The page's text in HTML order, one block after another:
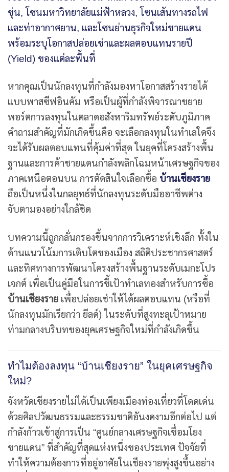
หากคุณเป็นนักลงทุนที่กำลังมองหาโอกาสสร้างรายได้
แบบพาสซีฟอินคัม หรือเป็นผู้ที่กำลังพิจารณาขยาย
พอร์ตการลงทุนในตลาดอสังหาริมทรัพย์ระดับภูมิภาค
คำถามสำคัญที่มักเกิดขึ้นคือ จะเลือกลงทุนในทำเลใดจึง
จะได้รับผลตอบแทนที่คุ้มค่าที่สุด ในยุคที่โครงสร้างพื้น
ฐานและการค้าชายแดนกำลังพลิกโฉมหน้าเศรษฐกิจของ
ภาคเหนือตอนบน การตัดสินใจเลือกซื้อ บ้านเชียงราย
ถือเป็นหนึ่งในกลยุทธ์ที่นักลงทุนระดับมืออาชีพต่าง
จับตามองอย่างใกล้ชิด
บทความนี้ถูกกลั่นกรองขึ้นจากการวิเคราะห์เชิงลึก ทั้งใน
ด้านแนวโน้มการเติบโตของเมือง สถิติประชากรศาสตร์
และทิศทางการพัฒนาโครงสร้างพื้นฐานระดับเมกะโปร
เจกต์ เพื่อเป็นคู่มือในการชี้เป้าทำเลทองสำหรับการซื้อ
บ้านเชียงราย เพื่อปล่อยเช่าให้ได้ผลตอบแทน (หรือที่
นักลงทุนมักเรียกว่า ยีลด์) ในระดับที่สูงทะลุเป้าหมาย
ท่ามกลางบริบทของยุคเศรษฐกิจใหม่ที่กำลังเกิดขึ้น
ทำไมต้องลงทุน “บ้านเชียงราย” ในยุคเศรษฐกิจ
ใหม่?
จังหวัดเชียงรายไม่ได้เป็นเพียงเมืองท่องเที่ยวที่โดดเด่น
ด้วยศิลปวัฒนธรรมและธรรมชาติอันงดงามอีกต่อไป แต่
กำลังก้าวเข้าสู่การเป็น “ศูนย์กลางเศรษฐกิจเชื่อมโยง
ชายแดน” ที่สำคัญที่สุดแห่งหนึ่งของประเทศ ปัจจัยที่
ทำให้ความต้องการที่อยู่อาศัยในเชียงรายพุ่งสูงขึ้นอย่าง